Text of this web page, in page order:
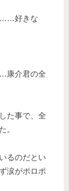
好きな
介君の全
た事で、全
。
るのだとい
涙がポロポ